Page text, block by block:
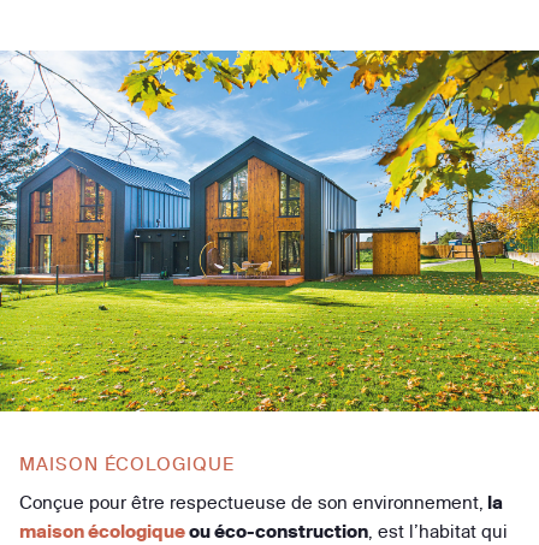
MAISON ÉCOLOGIQUE
Conçue pour être respectueuse de son environnement, la
maison écologiqueou éco-construction, est l’habitat qui